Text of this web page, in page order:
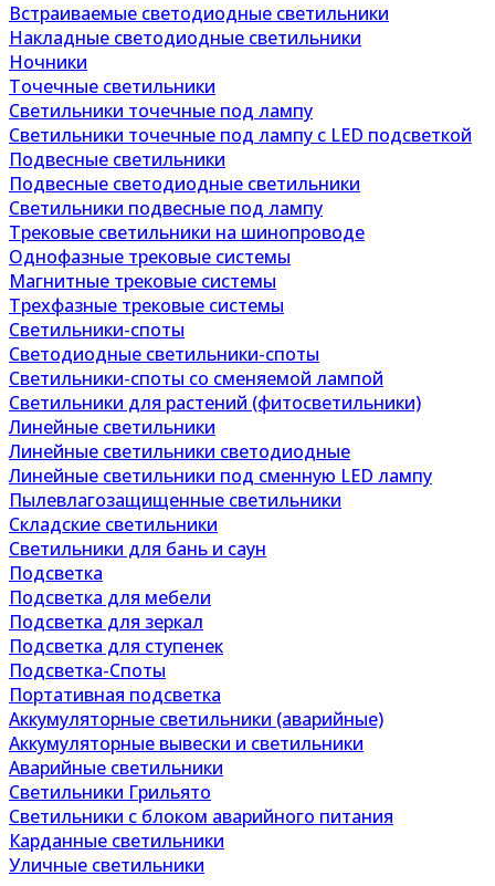
Встраиваемые светодиодные светильники
Накладные светодиодные светильники
Ночники
Точечные светильники
Светильники точечные под лампу
Светильники точечные под лампу с LED подсветкой
Подвесные светильники
Подвесные светодиодные светильники
Светильники подвесные под лампу
Трековые светильники на шинопроводе
Однофазные трековые системы
Магнитные трековые системы
Трехфазные трековые системы
Светильники-споты
Светодиодные светильники-споты
Светильники-споты со сменяемой лампой
Светильники для растений (фитосветильники)
Линейные светильники
Линейные светильники светодиодные
Линейные светильники под сменную LED лампу
Пылевлагозащищенные светильники
Складские светильники
Светильники для бань и саун
Подсветка
Подсветка для мебели
Подсветка для зеркал
Подсветка для ступенек
Подсветка-Споты
Портативная подсветка
Аккумуляторные светильники (аварийные)
Аккумуляторные вывески и светильники
Аварийные светильники
Светильники Грильято
Светильники с блоком аварийного питания
Карданные светильники
Уличные светильники